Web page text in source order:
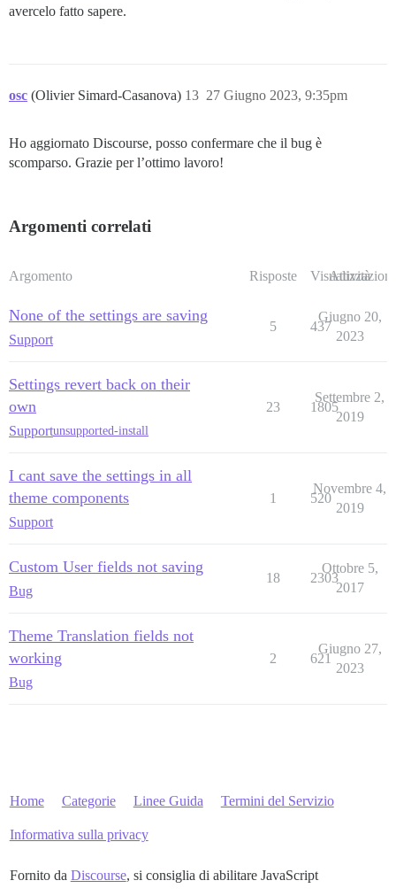
avercelo fatto sapere.
osc (Olivier Simard-Casanova) 27 Giugno 2023, 9:35pm
13
Ho aggiornato Discourse, posso confermare che il bug è
scomparso. Grazie per l’ottimo lavoro!
Argomenti correlati
Argomento Risposte Visualizzazioni
Attività
None of the settings are saving
Support
5 437
Giugno 20,
2023
Settings revert back on their
own
Supportunsupported-install
23 1805
Settembre 2,
2019
I cant save the settings in all
theme components
Support
1 520
Novembre 4,
2019
Custom User fields not saving
Bug
18 2303
Ottobre 5,
2017
Theme Translation fields not
working
Bug
2 621
Giugno 27,
2023
Home Categorie Linee Guida Termini del Servizio
Informativa sulla privacy
Fornito da Discourse, si consiglia di abilitare JavaScript